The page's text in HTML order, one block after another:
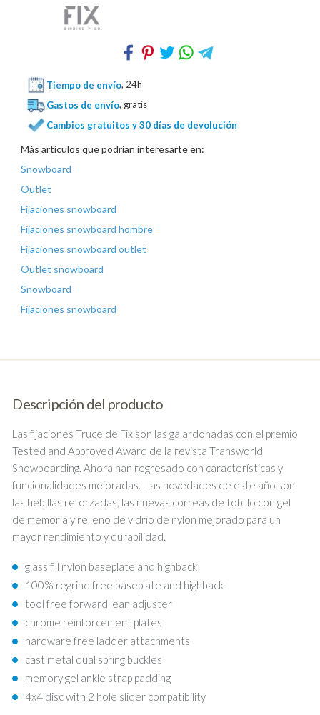
Tiempo de envío, 24h
Gastos de envío, gratis
Cambios gratuitos y 30 días de devolución
Más artículos que podrían interesarte en:
Snowboard
Outlet
Fijaciones snowboard
Fijaciones snowboard hombre
Fijaciones snowboard outlet
Outlet snowboard
Snowboard
Fijaciones snowboard
Descripción del producto
Las fijaciones Truce de Fix son las galardonadas con el premio
Tested and Approved Award de la revista Transworld
Snowboarding. Ahora han regresado con características y
funcionalidades mejoradas. Las novedades de este año son
las hebillas reforzadas, las nuevas correas de tobillo con gel
de memoria y relleno de vidrio de nylon mejorado para un
mayor rendimiento y durabilidad.
glass fill nylon baseplate and highback
100% regrind free baseplate and highback
tool free forward lean adjuster
chrome reinforcement plates
hardware free ladder attachments
cast metal dual spring buckles
memory gel ankle strap padding
4x4 disc with 2 hole slider compatibility